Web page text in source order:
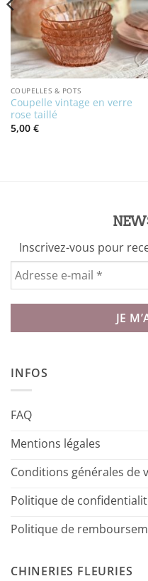
COUPELLES & POTS
Coupelle vintage en verre
rose taillé
5,00 €
Inscrivez-vous pour
INFOS
FAQ
Mentions légales
Conditions générales de
Politique de
Politique de
CHINERIES FLEURIES